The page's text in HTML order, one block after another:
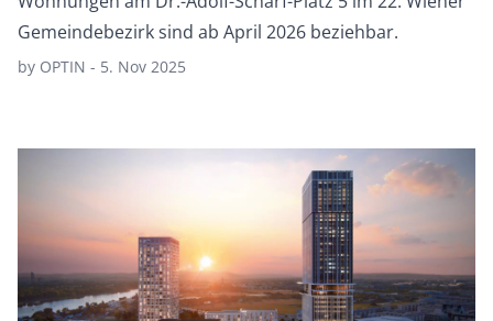
Gemeindebezirk sind ab April 2026 beziehbar.
by OPTIN - 5. Nov 2025